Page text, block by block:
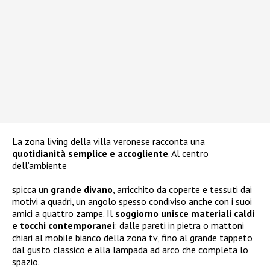
La zona living della villa veronese racconta una
quotidianità semplice e accogliente. Al centro
dell’ambiente
spicca un grande divano, arricchito da coperte e tessuti dai
motivi a quadri, un angolo spesso condiviso anche con i suoi
amici a quattro zampe. Il soggiorno unisce materiali caldi
e tocchi contemporanei: dalle pareti in pietra o mattoni
chiari al mobile bianco della zona tv, fino al grande tappeto
dal gusto classico e alla lampada ad arco che completa lo
spazio.